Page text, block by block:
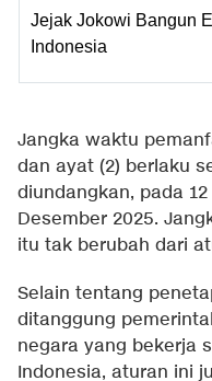
Jejak Jokowi Bangun
Indonesia
Jangka waktu
dan ayat (2) berlaku
diundangkan, pada
Desember 2025.
itu tak berubah dari
Selain tentang
ditanggung
negara yang bekerja
Indonesia, aturan ini